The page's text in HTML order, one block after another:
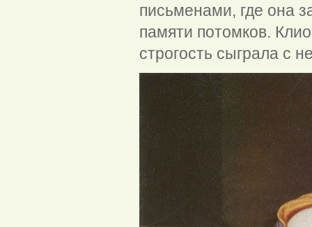
письменами, где она
памяти потомков.
строгость сыграла с